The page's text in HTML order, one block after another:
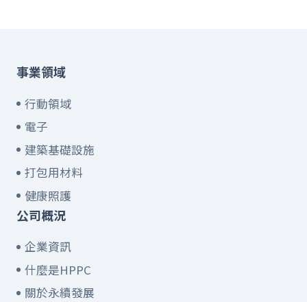
事業領域
行動領域
電子
建築基礎設施
打包用材料
健康照護
公司概況
企業資訊
什麼是HPPC
關於永續發展